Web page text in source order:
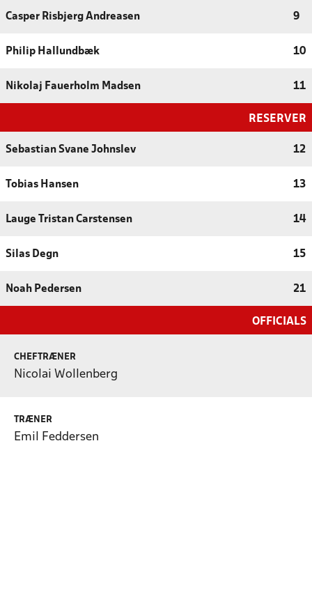
Casper Risbjerg Andreasen 9
Philip Hallundbæk 10
Nikolaj Fauerholm Madsen 11
RESERVER
Sebastian Svane Johnslev 12
Tobias Hansen 13
Lauge Tristan Carstensen 14
Silas Degn 15
Noah Pedersen 21
OFFICIALS
CHEFTRÆNER
Nicolai Wollenberg
TRÆNER
Emil Feddersen